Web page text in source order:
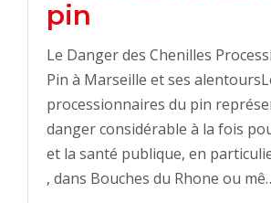
pin
Le Danger des Chenilles
Pin à Marseille et ses
processionnaires du pin
danger considérable à la fois
et la santé publique, en
, dans Bouches du Rhone ou